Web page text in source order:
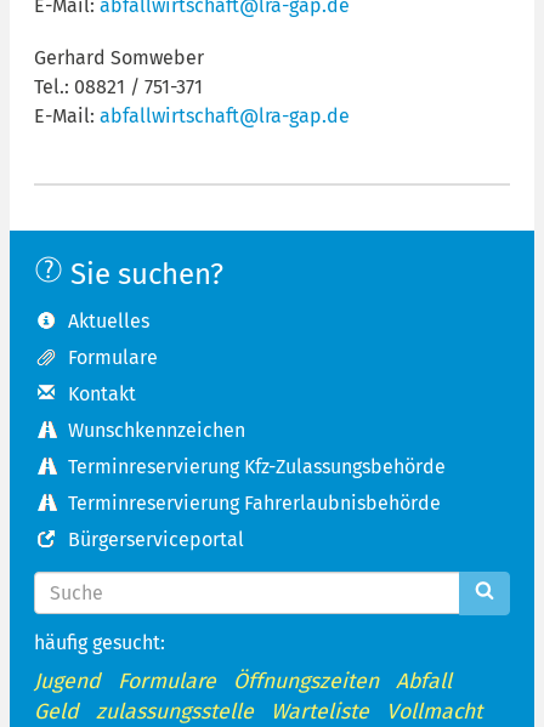
E-Mail: abfallwirtschaft@lra-gap.de
Gerhard Somweber
Tel.: 08821 / 751-371
E-Mail: abfallwirtschaft@lra-gap.de
Sie suchen?
Aktuelles
Formulare
Kontakt
Wunschkennzeichen
Terminreservierung Kfz-Zulassungsbehörde
Terminreservierung Fahrerlaubnisbehörde
Bürgerserviceportal
häufig gesucht:
Jugend Formulare Öffnungszeiten
Abfall
Geld
zulassungsstelle Warteliste Vollmacht